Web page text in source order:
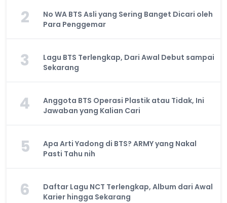
2
No WA BTS Asli yang Sering Banget Dicari oleh
Para Penggemar
3
Lagu BTS Terlengkap, Dari Awal Debut sampai
Sekarang
4
Anggota BTS Operasi Plastik atau Tidak, Ini
Jawaban yang Kalian Cari
5
Apa Arti Yadong di BTS? ARMY yang Nakal
Pasti Tahu nih
6
Daftar Lagu NCT Terlengkap, Album dari Awal
Karier hingga Sekarang